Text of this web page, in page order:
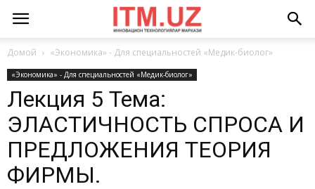
Домой «Экономика» - Для специальностей «Медик-биолог»
«Экономика» - Для специальностей «Медик-биолог»
Лекция 5 Тема:
ЭЛАСТИЧНОСТЬ СПРОСА И
ПРЕДЛОЖЕНИЯ ТЕОРИЯ
ФИРМЫ.